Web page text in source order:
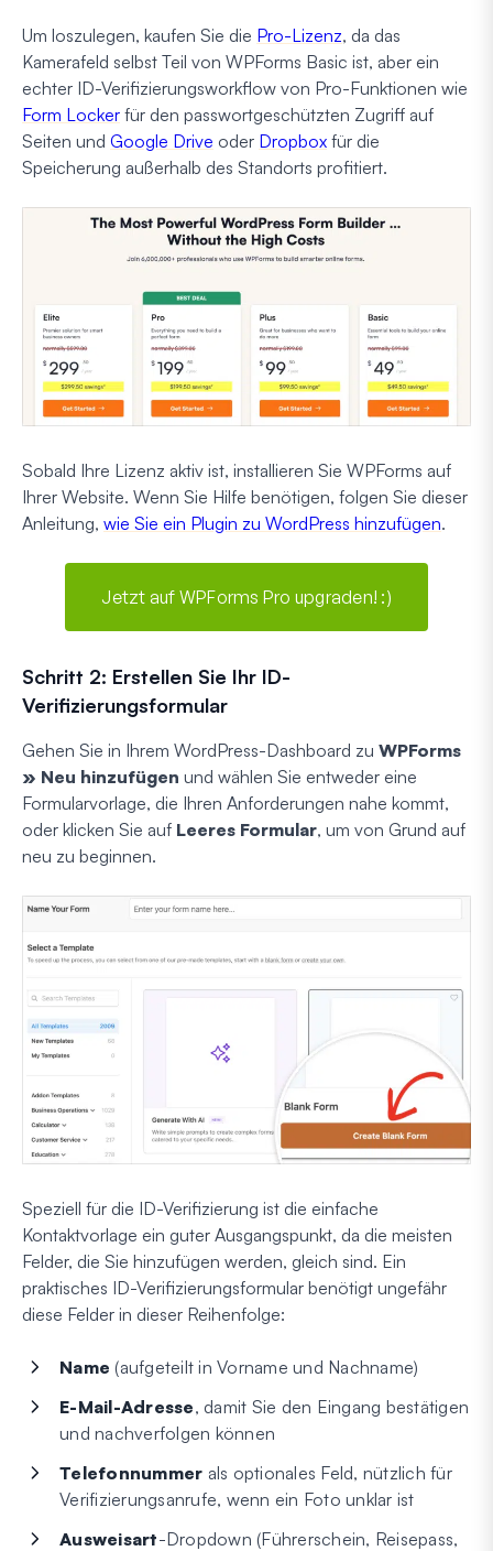
Um loszulegen, kaufen Sie die Pro-Lizenz, da das
Kamerafeld selbst Teil von WPForms Basic ist, aber ein
echter ID-Verifizierungsworkflow von Pro-Funktionen wie
Form Locker für den passwortgeschützten Zugriff auf
Seiten und Google Drive oder Dropbox für die
Speicherung außerhalb des Standorts profitiert.
Sobald Ihre Lizenz aktiv ist, installieren Sie WPForms auf
Ihrer Website. Wenn Sie Hilfe benötigen, folgen Sie dieser
Anleitung, wie Sie ein Plugin zu WordPress hinzufügen.
Jetzt auf WPForms Pro upgraden! :)
Schritt 2: Erstellen Sie Ihr ID-
Verifizierungsformular
Gehen Sie in Ihrem WordPress-Dashboard zu WPForms
» Neu hinzufügen und wählen Sie entweder eine
Formularvorlage, die Ihren Anforderungen nahe kommt,
oder klicken Sie auf Leeres Formular, um von Grund auf
neu zu beginnen.
Speziell für die ID-Verifizierung ist die einfache
Kontaktvorlage ein guter Ausgangspunkt, da die meisten
Felder, die Sie hinzufügen werden, gleich sind. Ein
praktisches ID-Verifizierungsformular benötigt ungefähr
diese Felder in dieser Reihenfolge:
Name (aufgeteilt in Vorname und Nachname)
E-Mail-Adresse, damit Sie den Eingang bestätigen
und nachverfolgen können
Telefonnummer als optionales Feld, nützlich für
Verifizierungsanrufe, wenn ein Foto unklar ist
Ausweisart-Dropdown (Führerschein, Reisepass,